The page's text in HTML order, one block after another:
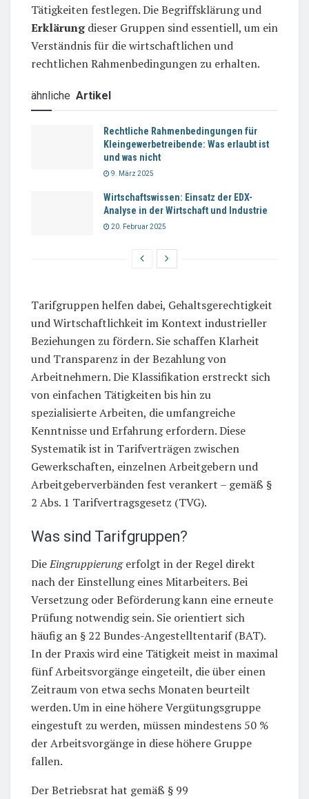
Tätigkeiten festlegen. Die Begriffsklärung und
Erklärungdieser Gruppen sind essentiell, um ein
Verständnis für die wirtschaftlichen und
rechtlichen Rahmenbedingungen zu erhalten.
ähnliche Artikel
Rechtliche Rahmenbedingungen für
Kleingewerbetreibende: Was erlaubt ist
und was nicht
9. März 2025
Wirtschaftswissen: Einsatz der EDX-
Analyse in der Wirtschaft und Industrie
20. Februar 2025
Tarifgruppen helfen dabei, Gehaltsgerechtigkeit
und Wirtschaftlichkeit im Kontext industrieller
Beziehungen zu fördern. Sie schaffen Klarheit
und Transparenz in der Bezahlung von
Arbeitnehmern. Die Klassifikation erstreckt sich
von einfachen Tätigkeiten bis hin zu
spezialisierte Arbeiten, die umfangreiche
Kenntnisse und Erfahrung erfordern. Diese
Systematik ist in Tarifverträgen zwischen
Gewerkschaften, einzelnen Arbeitgebern und
Arbeitgeberverbänden fest verankert – gemäß §
2 Abs. 1 Tarifvertragsgesetz (TVG).
Was sind Tarifgruppen?
DieEingruppierungerfolgt in der Regel direkt
nach der Einstellung eines Mitarbeiters. Bei
Versetzung oder Beförderung kann eine erneute
Prüfung notwendig sein. Sie orientiert sich
häufig an § 22 Bundes-Angestelltentarif (BAT).
In der Praxis wird eine Tätigkeit meist in maximal
fünf Arbeitsvorgänge eingeteilt, die über einen
Zeitraum von etwa sechs Monaten beurteilt
werden. Um in eine höhere Vergütungsgruppe
eingestuft zu werden, müssen mindestens 50 %
der Arbeitsvorgänge in diese höhere Gruppe
fallen.
Der Betriebsrat hat gemäß § 99